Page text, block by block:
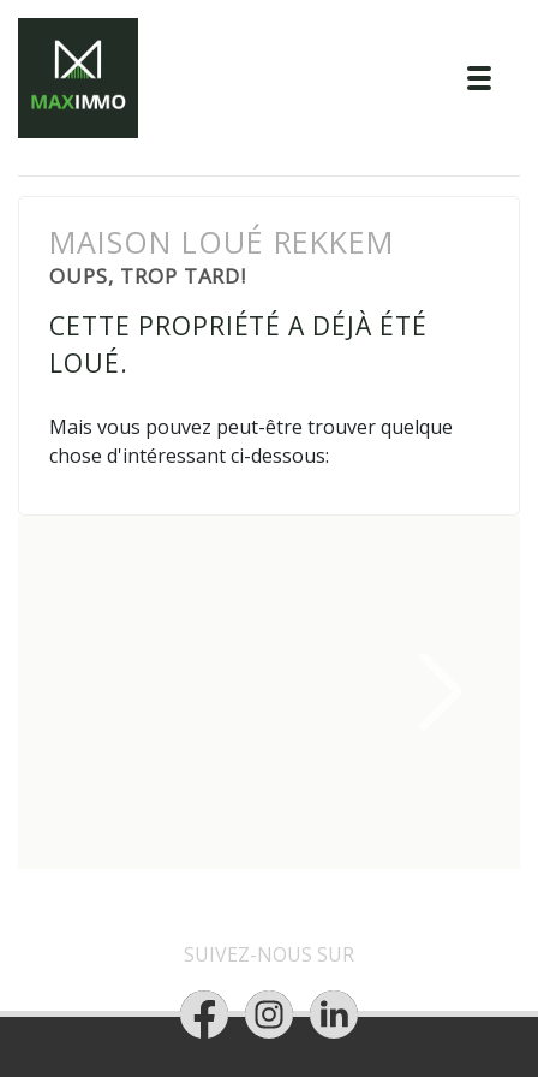
MAISON LOUÉ REKKEM
OUPS, TROP TARD!
CETTE PROPRIÉTÉ A DÉJÀ ÉTÉ
LOUÉ.
Mais vous pouvez peut-être trouver quelque
chose d'intéressant ci-dessous:
SUIVEZ-NOUS SUR